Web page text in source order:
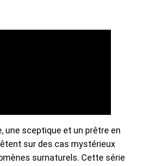
une sceptique et un prêtre en
sur des cas mystérieux
surnaturels. Cette série